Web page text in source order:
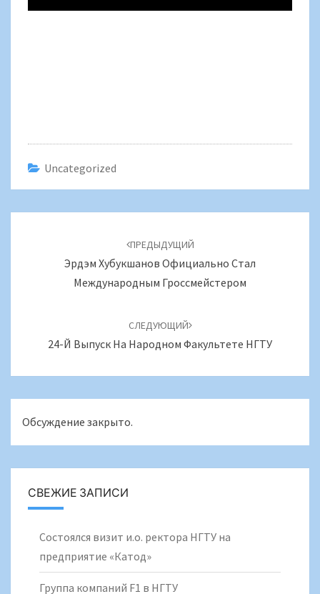
Uncategorized
записям
ПРЕДЫДУЩИЙ
Эрдэм Хубукшанов Официально Стал
Международным Гроссмейстером
СЛЕДУЮЩИЙ
24-Й Выпуск На Народном Факультете НГТУ
Обсуждение закрыто.
СВЕЖИЕ ЗАПИСИ
Состоялся визит и.о. ректора НГТУ на
предприятие «Катод»
Группа компаний F1 в НГТУ